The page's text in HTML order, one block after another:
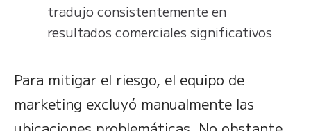
tradujo consistentemente en
resultados comerciales significativos
Para mitigar el riesgo, el equipo de
marketing excluyó manualmente las